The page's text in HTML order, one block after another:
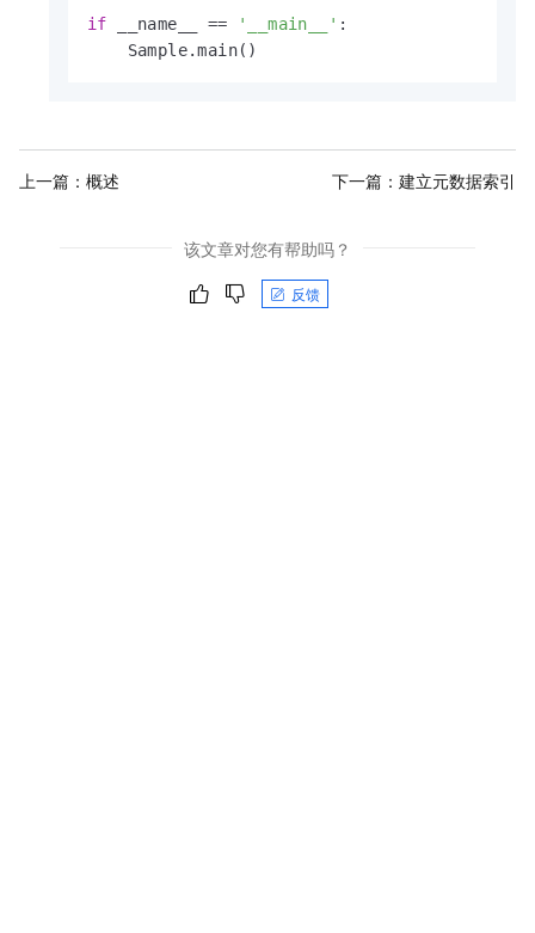
if __name__ == '__main__' :
    Sample.main()
上一篇： 概述 下一篇： 建立元数据索引
该文章对您有帮助吗？
反馈